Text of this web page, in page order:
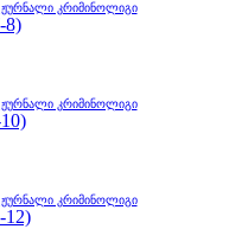
ჟურნალი კრიმინოლიგი
8)
ჟურნალი კრიმინოლიგი
ჟურნალი კრიმინოლიგი
12)